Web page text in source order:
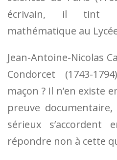
écrivain, il tint
mathématique au
Jean-Antoine-Nicolas
Condorcet (1743-
maçon ? Il n’en existe
preuve
sérieux s’accordent
répondre non à cette